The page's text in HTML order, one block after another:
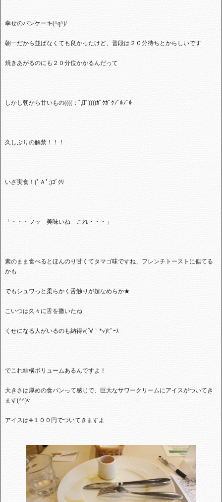
幸せのパンケーキ(^q^)/
朝一だから並ばなくても良かったけど、普段は２０分待ちとからしいです
焼きあがるのにも２０分位かかるんだって
しかし朝から甘いもの(((( ；ﾟДﾟ))))ｶﾞｸｶﾞｸﾌﾞﾙﾌﾞﾙ
久しぶりの解禁！！！
いざ実食！ (ﾟＡﾟ ;)ｺﾞｸﾘ
「・・・フッ 美味いね これ・・・」
素のまま食べるとほんのり甘くてタマゴ味ですね、フレンチトーストに似てる
かも
でもシュワっと柔らかく舌触りが超なめらか★
こいつは久々に舌を撒いたね
くせになる人がいるのも納得v(´∀｀ *v)ﾋﾟｰｽ
でこれ結構ボリュームあるんですよ！
大きさは厚めの食パンって感じで、巨大なサワークリームにアイスがついてき
ます(^^)v
アイスは➕１００円でついてきますよ